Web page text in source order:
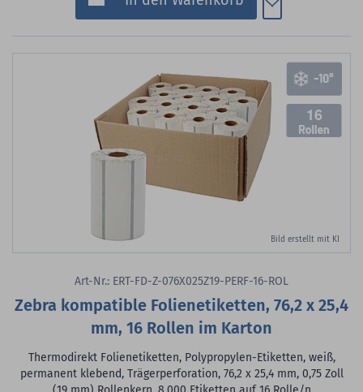
Bild erstellt mit KI
16
Art-Nr.: ERT-FD-Z-076X025Z19-PERF-16-ROL
Zebra kompatible Folienetiketten, 76,2 x 25,4
mm, 16 Rollen im Karton
Thermodirekt Folienetiketten, Polypropylen-Etiketten, weiß,
permanent klebend, Trägerperforation, 76,2 x 25,4 mm, 0,75 Zoll